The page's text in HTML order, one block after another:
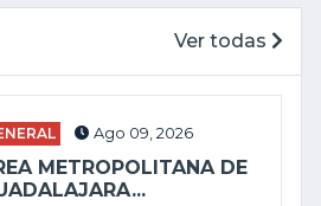
Ver todas
Ago 09, 2026
METROPOLITANA DE